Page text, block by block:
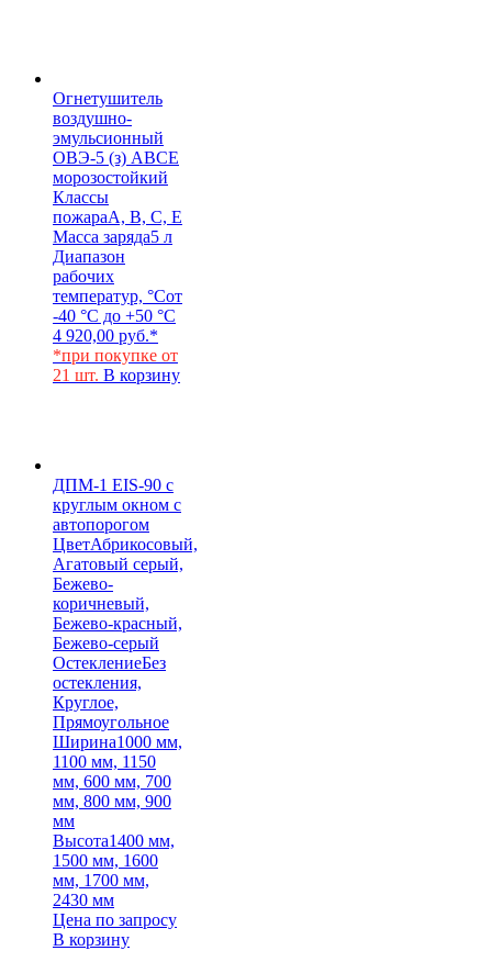
Огнетушитель
воздушно-
эмульсионный
ОВЭ-5 (з) АВCЕ
морозостойкий
Классы
пожараA, B, C, E
Масса заряда5 л
Диапазон
рабочих
температур, °Сот
-40 °С до +50 °С
4 920,00 руб.*
*при покупке от
21 шт. В корзину
ДПМ-1 EIS-90 с
круглым окном с
автопорогом
ЦветАбрикосовый,
Агатовый серый,
Бежево-
коричневый,
Бежево-красный,
Бежево-серый
ОстеклениеБез
остекления,
Круглое,
Прямоугольное
Ширина1000 мм,
1100 мм, 1150
мм, 600 мм, 700
мм, 800 мм, 900
мм
Высота1400 мм,
1500 мм, 1600
мм, 1700 мм,
2430 мм
Цена по запросу
В корзину